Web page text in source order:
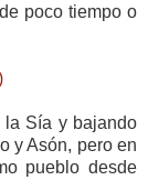
poco tiempo o
la Sía y bajando
y Asón, pero en
pueblo desde